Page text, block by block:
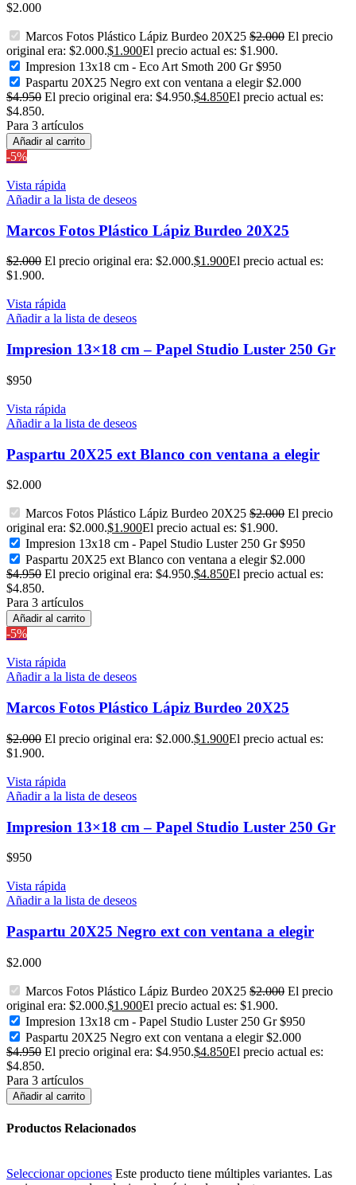
$2.000
Marcos Fotos Plástico Lápiz Burdeo 20X25 $2.000 El precio
original era: $2.000.$1.900El precio actual es: $1.900.
Impresion 13x18 cm - Eco Art Smoth 200 Gr$950
Paspartu 20X25 Negro ext con ventana a elegir$2.000
$4.950 El precio original era: $4.950.$4.850El precio actual es:
$4.850.
Para 3 artículos
Añadir al carrito
-5%
Vista rápida
Añadir a la lista de deseos
Marcos Fotos Plástico Lápiz Burdeo 20X25
$2.000 El precio original era: $2.000.$1.900El precio actual es:
$1.900.
Vista rápida
Añadir a la lista de deseos
Impresion 13×18 cm – Papel Studio Luster 250 Gr
$950
Vista rápida
Añadir a la lista de deseos
Paspartu 20X25 ext Blanco con ventana a elegir
$2.000
Marcos Fotos Plástico Lápiz Burdeo 20X25 $2.000 El precio
original era: $2.000.$1.900El precio actual es: $1.900.
Impresion 13x18 cm - Papel Studio Luster 250 Gr$950
Paspartu 20X25 ext Blanco con ventana a elegir$2.000
$4.950 El precio original era: $4.950.$4.850El precio actual es:
$4.850.
Para 3 artículos
Añadir al carrito
-5%
Vista rápida
Añadir a la lista de deseos
Marcos Fotos Plástico Lápiz Burdeo 20X25
$2.000 El precio original era: $2.000.$1.900El precio actual es:
$1.900.
Vista rápida
Añadir a la lista de deseos
Impresion 13×18 cm – Papel Studio Luster 250 Gr
$950
Vista rápida
Añadir a la lista de deseos
Paspartu 20X25 Negro ext con ventana a elegir
$2.000
Marcos Fotos Plástico Lápiz Burdeo 20X25 $2.000 El precio
original era: $2.000.$1.900El precio actual es: $1.900.
Impresion 13x18 cm - Papel Studio Luster 250 Gr$950
Paspartu 20X25 Negro ext con ventana a elegir$2.000
$4.950 El precio original era: $4.950.$4.850El precio actual es:
$4.850.
Para 3 artículos
Añadir al carrito
Productos Relacionados
Seleccionar opciones Este producto tiene múltiples variantes. Las